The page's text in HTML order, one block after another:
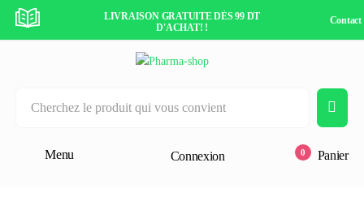
99 DT
LIVRAISON GRATUITE DÈS 99 DT
D'ACHAT! !
Contact
Connexion Panier
0
Menu